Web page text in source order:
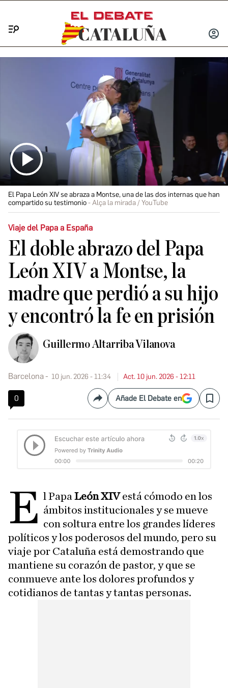
INICIAR
El Papa León XIV se abraza a Montse, una de las dos internas que han
compartido su testimonio
Alça la mirada / YouTube
Viaje del Papa a España
El doble abrazo del Papa
León XIV a Montse, la
madre que perdió a su hijo
y encontró la fe en prisión
Guillermo Altarriba Vilanova
Barcelona 10 jun. 2026 - 11:34 Act. 10 jun. 2026 - 12:11
0 CompartirAñade El Debate en Save
E l PapaLeón XIVestá cómodo en los
ámbitos institucionales y se mueve
con soltura entre los grandes líderes
políticos y los poderosos del mundo, pero su
viaje por Cataluña está demostrando que
mantiene su corazón de pastor, y que se
conmueve ante los dolores profundos y
cotidianos de tantas y tantas personas.